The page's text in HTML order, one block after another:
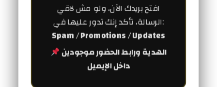
افتح بريدك الآن، ولو مش لاقي
الرسالة، تأكد إنك تدور عليها في:
Spam / Promotions / Updates
داخل الإيميل